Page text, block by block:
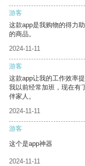
游客
这款app是我购物的得力
的商品。
2024-11-11
游客
这款app让我的工作效率
我以前经常加班，现在有
伴家人。
2024-11-11
游客
这个是app神器
2024-11-11